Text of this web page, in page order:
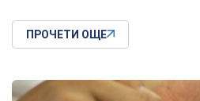
ПРОЧЕТИ ОЩЕ